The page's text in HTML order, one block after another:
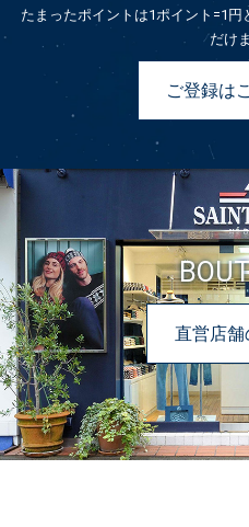
たまったポイントは1ポイント=1
だけ
ご登録は
直営店舗